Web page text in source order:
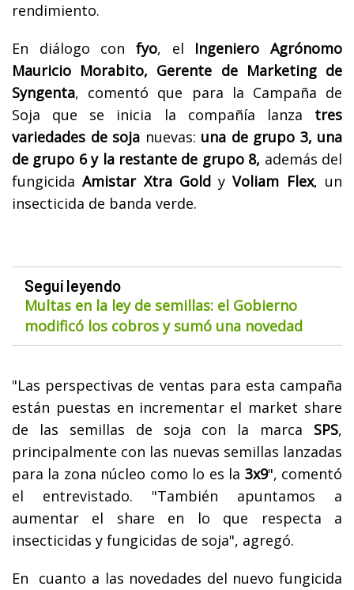
rendimiento.
En diálogo con fyo, el Ingeniero Agrónomo
Mauricio Morabito, Gerente de Marketing de
Syngenta, comentó que para la Campaña de
Soja que se inicia la compañía lanza tres
variedades de soja nuevas: una de grupo 3, una
de grupo 6 y la restante de grupo 8, además del
fungicidaAmistar Xtra GoldyVoliam Flex, un
insecticida de banda verde.
Seguí leyendo
Multas en la ley de semillas: el Gobierno
modificó los cobros y sumó una novedad
"Las perspectivas de ventas para esta campaña
están puestas en incrementar el market share
de las semillas de soja con la marca SPS,
principalmente con las nuevas semillas lanzadas
para la zona núcleo como lo es la 3x9", comentó
el entrevistado. "También apuntamos a
aumentar el share en lo que respecta a
insecticidas y fungicidas de soja", agregó.
En cuanto a las novedades del nuevo fungicida